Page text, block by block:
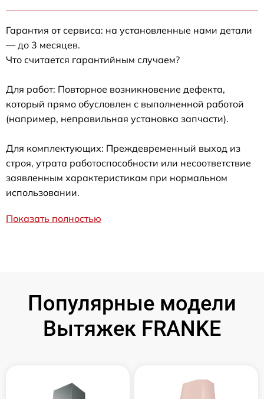
Гарантия от сервиса: на установленные нами детали
— до 3 месяцев.
Что считается гарантийным случаем?
Для работ: Повторное возникновение дефекта,
который прямо обусловлен с выполненной работой
(например, неправильная установка запчасти).
Для комплектующих: Преждевременный выход из
строя, утрата работоспособности или несоответствие
заявленным характеристикам при нормальном
использовании.
Показать полностью
Популярные модели
Вытяжек FRANKE